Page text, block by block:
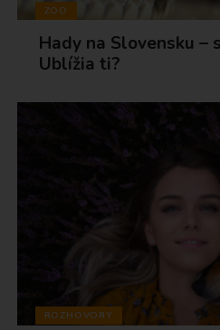
ZOO
Hady na Slovensku –
Ublížia ti?
ROZHOVORY